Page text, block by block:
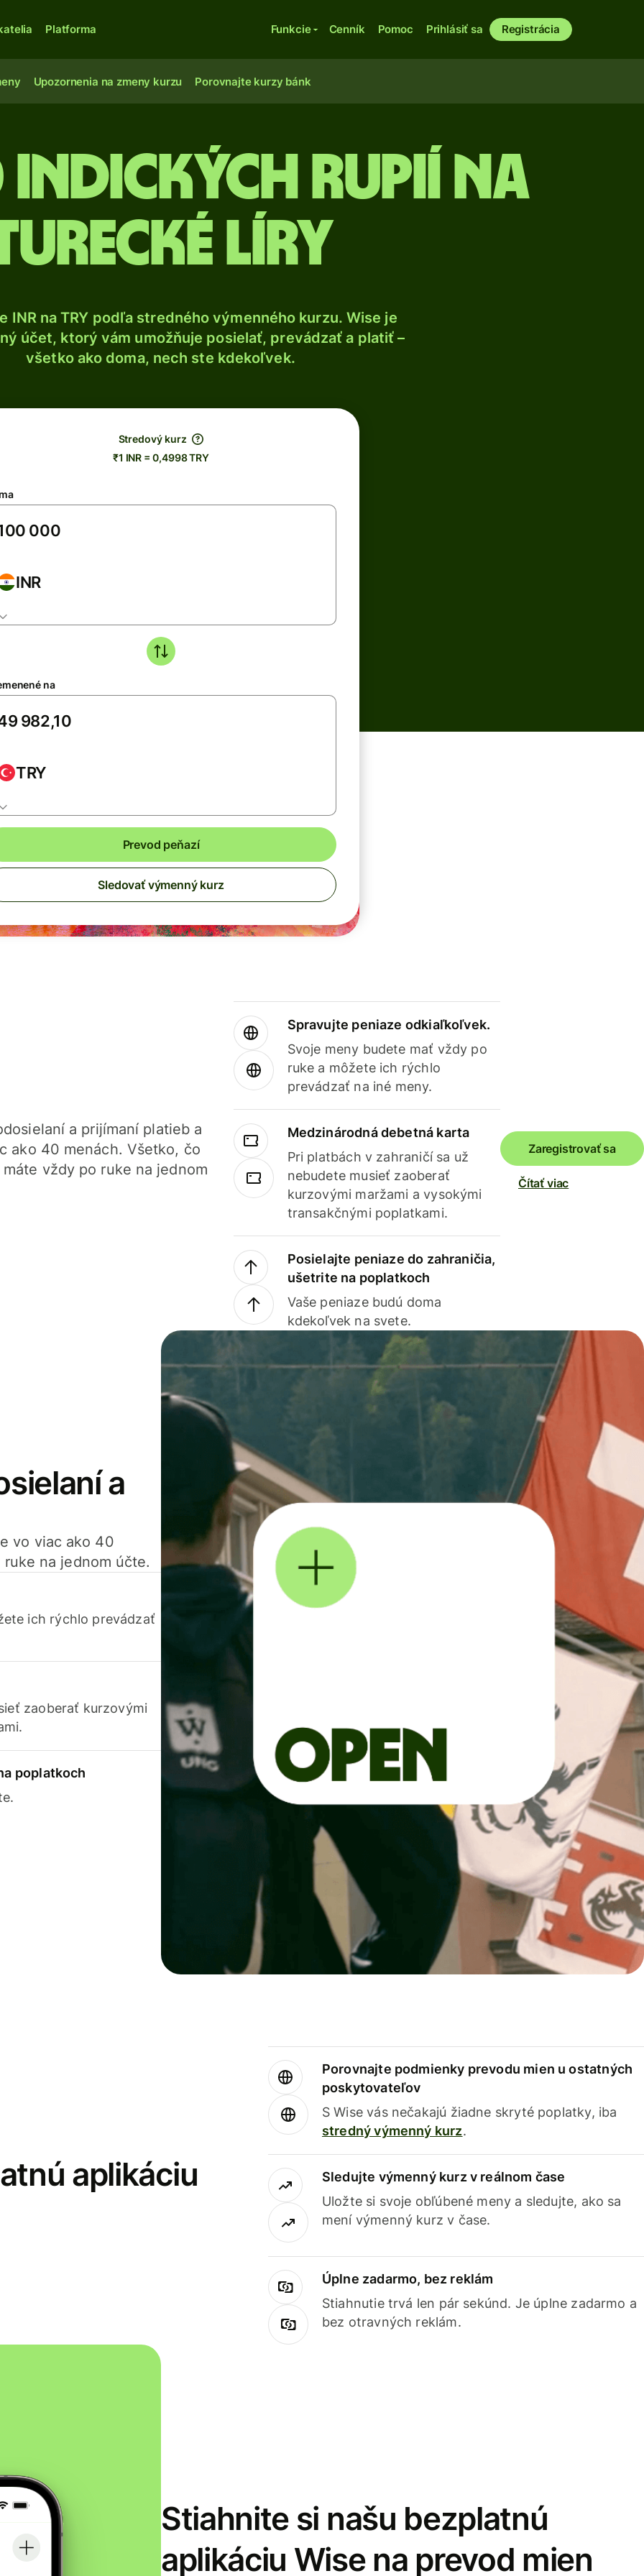
Platforma Funkcie Cenník Pomoc Prihlásiť sa Registrácia
Upozornenia na zmeny kurzu Porovnajte kurzy bánk
Indických rupií na
líry
INR na TRY podľa stredného výmenného kurzu. Wise je
účet, ktorý vám umožňuje posielať, prevádzať a platiť –
všetko ako doma, nech ste kdekoľvek.
Stredový kurz
₹1 INR = 0,4998 TRY
INR
na
TRY
Prevod peňazí
Sledovať výmenný kurz
a prijímaní platieb a
ako 40 menách. Všetko, čo
vždy po ruke na jednom
Spravujte peniaze odkiaľkoľvek.
Svoje meny budete mať vždy po
ruke a môžete ich rýchlo
prevádzať na iné meny.
Medzinárodná debetná karta
Pri platbách v zahraničí sa už
nebudete musieť zaoberať
kurzovými maržami a vysokými
transakčnými poplatkami.
Posielajte peniaze do zahraničia,
ušetrite na poplatkoch
Vaše peniaze budú doma
kdekoľvek na svete.
Zaregistrovať sa
Čítať viac
a
vo viac ako 40
na jednom účte.
ich rýchlo prevádzať
zaoberať kurzovými
poplatkoch
aplikáciu
Porovnajte podmienky prevodu mien u ostatných
poskytovateľov
S Wise vás nečakajú žiadne skryté poplatky, iba
stredný výmenný kurz.
Sledujte výmenný kurz v reálnom čase
Uložte si svoje obľúbené meny a sledujte, ako sa
mení výmenný kurz v čase.
Úplne zadarmo, bez reklám
Stiahnutie trvá len pár sekúnd. Je úplne zadarmo a
bez otravných reklám.
Stiahnite si našu bezplatnú
aplikáciu Wise na prevod mien